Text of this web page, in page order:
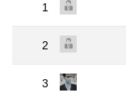
1
2
3